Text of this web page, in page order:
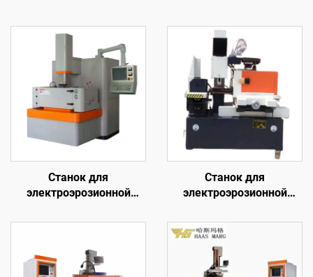
Станок для
электроэрозионной
погружения с ЧПУ
Станок для
электроэрозионной
электродом
однопроходного реза
DK7745